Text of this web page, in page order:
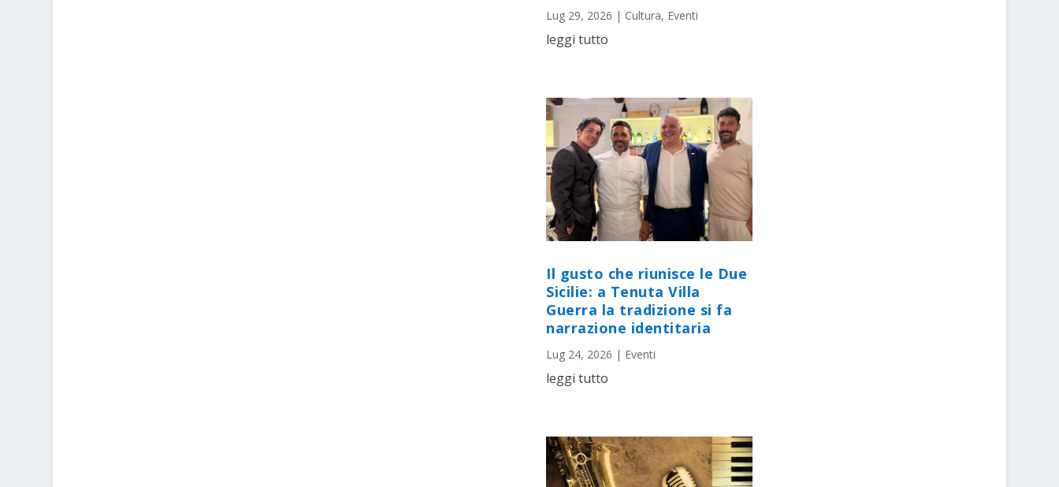
Lug 29, 2026 | Cultura, Eventi
leggi tutto
Il gusto che riunisce le Due
Sicilie: a Tenuta Villa
Guerra la tradizione si fa
narrazione identitaria
Lug 24, 2026 | Eventi
leggi tutto